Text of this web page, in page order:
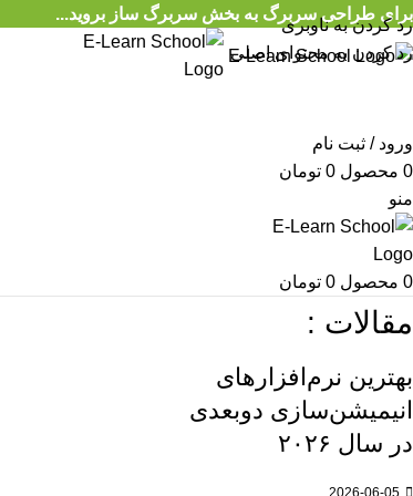
رد کردن به ناوبری
رد کردن به محتوای اصلی
برای طراحی سربرگ به بخش سربرگ ساز بروید...
ورود / ثبت نام
0 محصول 0 تومان
منو
0 محصول 0 تومان
مقالات :
بهترین نرم‌افزارهای
انیمیشن‌سازی دوبعدی
در سال ۲۰۲۶